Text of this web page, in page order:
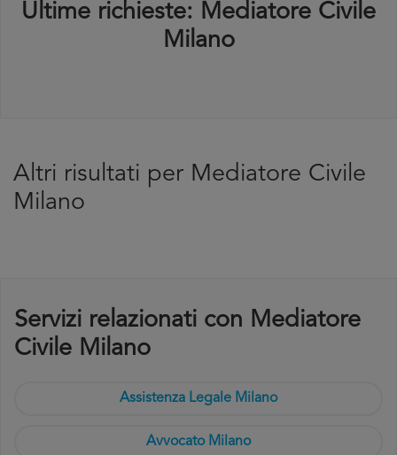
Ultime richieste: Mediatore Civile
Milano
Altri risultati per Mediatore Civile
Milano
Servizi relazionati con Mediatore
Civile Milano
Assistenza Legale Milano
Avvocato Milano